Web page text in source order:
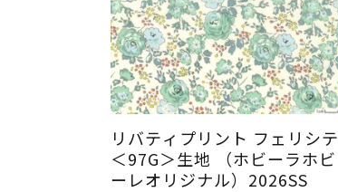
リバティプリント フェリシテ
＜97G＞生地 （ホビーラホビ
ーレオリジナル）2026SS